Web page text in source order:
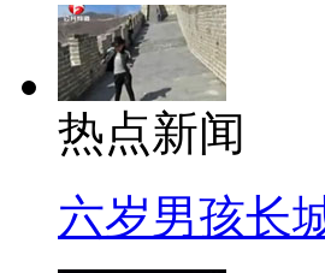
热点新闻
六岁男孩长